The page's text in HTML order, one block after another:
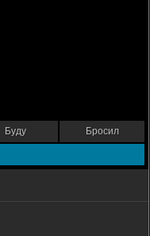
Буду Бросил